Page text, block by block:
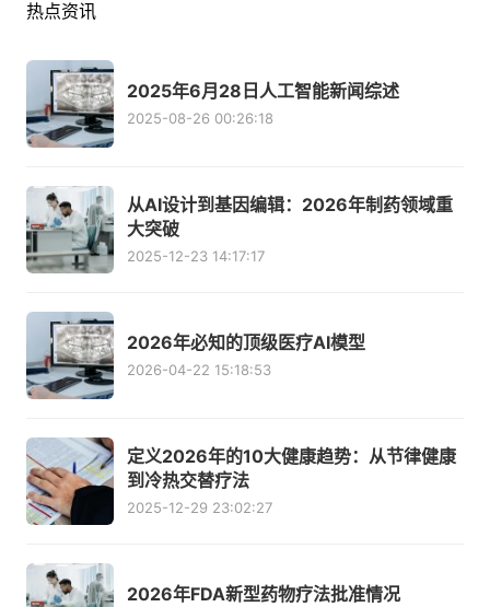
热点资讯
2025年6月28日人工智能新闻综述
2025-08-26 00:26:18
从AI设计到基因编辑：2026年制药领域重
大突破
2025-12-23 14:17:17
2026年必知的顶级医疗AI模型
2026-04-22 15:18:53
定义2026年的10大健康趋势：从节律健康
到冷热交替疗法
2025-12-29 23:02:27
2026年FDA新型药物疗法批准情况